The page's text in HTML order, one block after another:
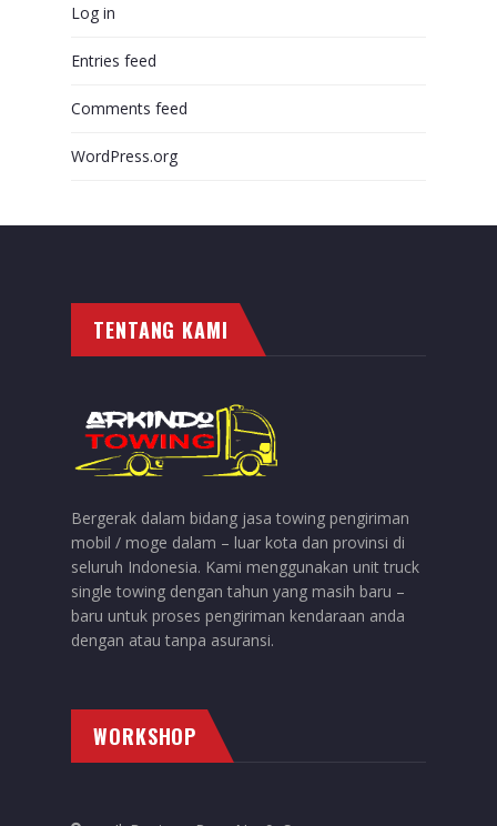
Log in
Entries feed
Comments feed
WordPress.org
TENTANG KAMI
Bergerak dalam bidang jasa towing pengiriman
mobil / moge dalam – luar kota dan provinsi di
seluruh Indonesia. Kami menggunakan unit truck
single towing dengan tahun yang masih baru –
baru untuk proses pengiriman kendaraan anda
dengan atau tanpa asuransi.
WORKSHOP